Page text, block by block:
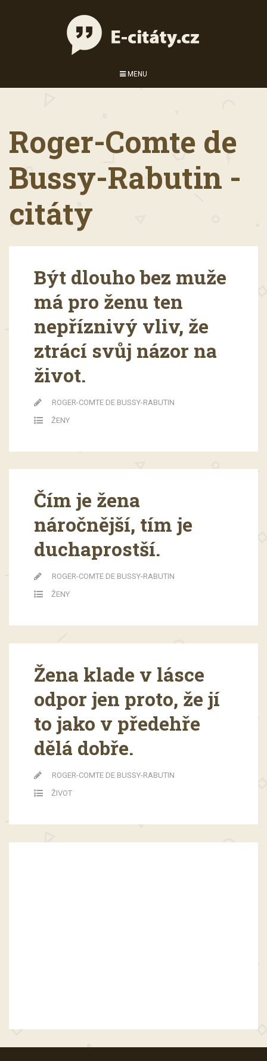
MENU
Roger-Comte de
Bussy-Rabutin -
citáty
Být dlouho bez muže
má pro ženu ten
nepříznivý vliv, že
ztrácí svůj názor na
život.
ROGER-COMTE DE BUSSY-RABUTIN
ŽENY
Čím je žena
náročnější, tím je
duchaprostší.
ROGER-COMTE DE BUSSY-RABUTIN
ŽENY
Žena klade v lásce
odpor jen proto, že jí
to jako v předehře
dělá dobře.
ROGER-COMTE DE BUSSY-RABUTIN
ŽIVOT